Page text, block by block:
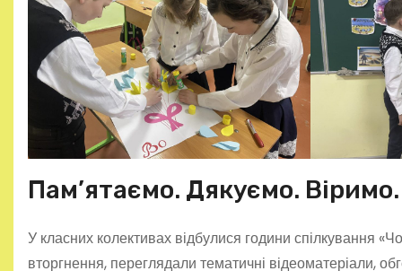
Пам’ятаємо. Дякуємо. Віримо.
У класних колективах відбулися години спілкування
вторгнення, переглядали тематичні відеоматеріали,